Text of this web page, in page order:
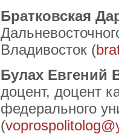
Братковская
Владивосток (
Булах Евгений
доцент, доцент
федерального
(